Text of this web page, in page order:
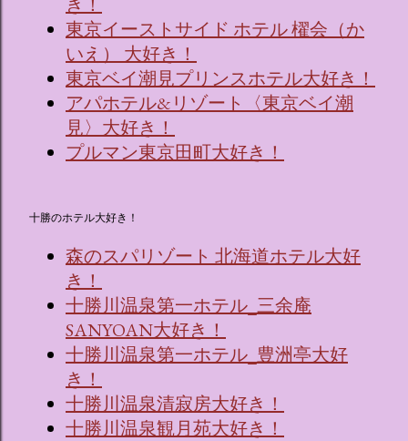
東京イーストサイド ホテル 櫂会（か
いえ） 大好き！
東京ベイ潮見プリンスホテル大好き！
アパホテル&リゾート〈東京ベイ潮
見〉大好き！
プルマン東京田町大好き！
十勝のホテル大好き！
森のスパリゾート 北海道ホテル大好
き！
十勝川温泉第一ホテル_三余庵
SANYOAN大好き！
十勝川温泉第一ホテル_豊洲亭大好
き！
十勝川温泉清寂房大好き！
十勝川温泉観月苑大好き！